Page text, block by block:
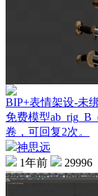
BIP+表情架设-未
免费模型
卷，可回复2次。
神思远
1年前
29996